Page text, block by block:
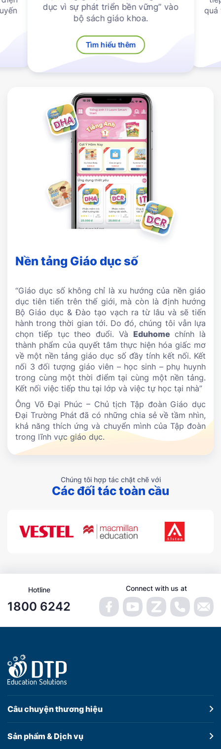
dục vì sự phát triển bền vững” vào
bộ sách giáo khoa.
Tìm hiểu thêm
quá
Nền tảng Giáo dục số
“Giáo dục số không chỉ là xu hướng của nền giáo
dục tiên tiến trên thế giới, mà còn là định hướng
Bộ Giáo dục & Đào tạo vạch ra từ lâu và sẽ tiến
hành trong thời gian tới. Do đó, chúng tôi vẫn lựa
chọn tiếp tục theo đuổi. Và Eduhome chính là
thành phẩm của quyết tâm thực hiện hóa giấc mơ
về một nền tảng giáo dục số đầy tính kết nối. Kết
nối 3 đối tượng giáo viên – học sinh – phụ huynh
trong cùng một thời điểm tại cùng một nền tảng.
Kết nối việc tiếp thu tại lớp và việc tự học tại nhà”
Ông Võ Đại Phúc – Chủ tịch Tập đoàn Giáo dục
Đại Trường Phát đã có những chia sẻ về tầm nhìn,
khả năng thích ứng và chuyển mình của Tập đoàn
trong lĩnh vực giáo dục.
Chúng tôi hợp tác chặt chẽ với
Các đối tác toàn cầu
Hotline
1800 6242
Connect with us at
Câu chuyệnthương hiệu
Sản phẩm &Dịch vụ